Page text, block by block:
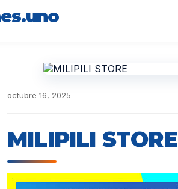
octubre 16, 2025
MILIPILI STORE